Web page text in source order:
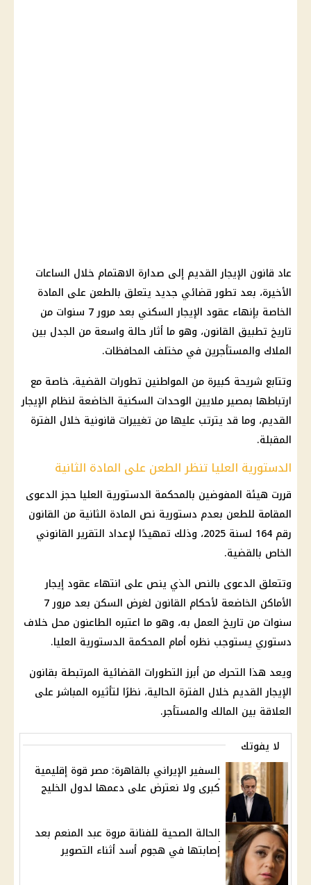
عاد قانون الإيجار القديم إلى صدارة الاهتمام خلال الساعات
الأخيرة، بعد تطور قضائي جديد يتعلق بالطعن على المادة
الخاصة بإنهاء عقود الإيجار السكني بعد مرور 7 سنوات من
تاريخ تطبيق القانون، وهو ما أثار حالة واسعة من الجدل بين
الملاك والمستأجرين في مختلف المحافظات.
وتتابع شريحة كبيرة من المواطنين تطورات القضية، خاصة مع
ارتباطها بمصير ملايين الوحدات السكنية الخاضعة لنظام الإيجار
القديم، وما قد يترتب عليها من تغييرات قانونية خلال الفترة
المقبلة.
الدستورية العليا تنظر الطعن على المادة الثانية
قررت هيئة المفوضين بالمحكمة الدستورية العليا حجز الدعوى
المقامة للطعن بعدم دستورية نص المادة الثانية من القانون
رقم 164 لسنة 2025، وذلك تمهيدًا لإعداد التقرير القانوني
الخاص بالقضية.
وتتعلق الدعوى بالنص الذي ينص على انتهاء عقود إيجار
الأماكن الخاضعة لأحكام القانون لغرض السكن بعد مرور 7
سنوات من تاريخ العمل به، وهو ما اعتبره الطاعنون محل خلاف
دستوري يستوجب نظره أمام المحكمة الدستورية العليا.
ويعد هذا التحرك من أبرز التطورات القضائية المرتبطة بقانون
الإيجار القديم خلال الفترة الحالية، نظرًا لتأثيره المباشر على
العلاقة بين المالك والمستأجر.
لا يفوتك
السفير الإيراني بالقاهرة: مصر قوة إقليمية
كبرى ولا نعترض على دعمها لدول الخليج
الحالة الصحية للفنانة مروة عبد المنعم بعد
إصابتها في هجوم أسد أثناء التصوير